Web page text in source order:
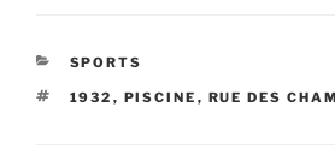
CATÉGORIES
SPORTS
ÉTIQUETTES
1932 , PISCINE , RUE DES